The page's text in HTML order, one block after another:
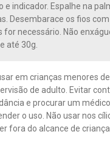
e indicador. Espalhe na
Desembarace os fios
for necessário. Não
até 30g.
em crianças menores
de adulto. Evitar
e procurar um
o uso. Não usar nos
fora do alcance de